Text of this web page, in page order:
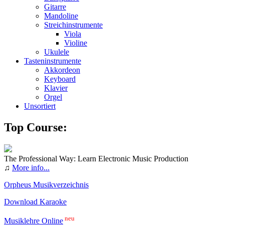
Gitarre
Mandoline
Streichinstrumente
Viola
Violine
Ukulele
Tasteninstrumente
Akkordeon
Keyboard
Klavier
Orgel
Unsortiert
Top Course:
The Professional Way: Learn Electronic Music Production
♫ More info...
Orpheus Musikverzeichnis
Download Karaoke
Musiklehre Online neu